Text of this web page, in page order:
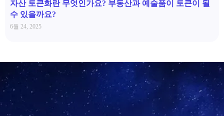
자산 토큰화란 무엇인가요? 부동산과 예술품이 토큰이 될
수 있을까요?
6월 24, 2025